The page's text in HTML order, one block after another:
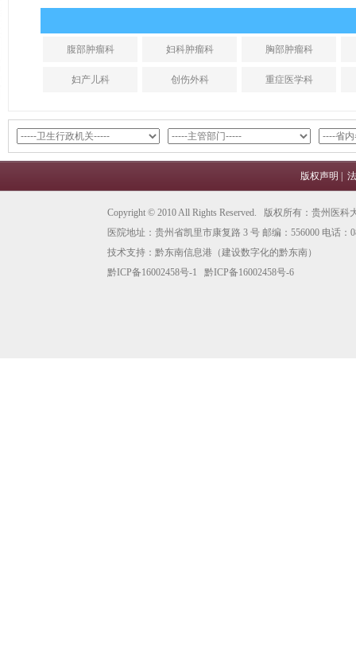
腹部肿瘤科 妇科肿瘤科 胸部肿瘤科
妇产儿科 创伤外科 重症医学科
版权声明
Copyright © 2010 All Rights Reserved. 版权所有：贵州医科
医院地址：贵州省凯里市康复路 3 号 邮编：556000 电话：
技术支持： 黔东南信息港 （建设数字化的黔东南）
黔ICP备16002458号-1
黔ICP备16002458号-6